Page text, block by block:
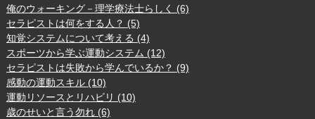
俺のウォーキング－理学療法士らしく (6)
セラピストは何をする人？ (5)
知覚システムについて考える (4)
スポーツから学ぶ運動システム (12)
セラピストは失敗から学んでいるか？ (9)
感動の運動スキル (10)
運動リソースとリハビリ (10)
歳のせいと言う勿れ (6)